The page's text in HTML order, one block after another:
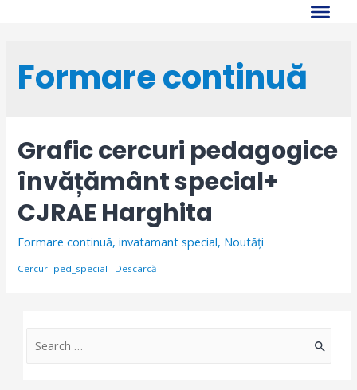
Formare continuă
Grafic cercuri pedagogice
învățământ special+
CJRAE Harghita
Formare continuă,invatamant special, Noutăți
Cercuri-ped_special Descarcă
S